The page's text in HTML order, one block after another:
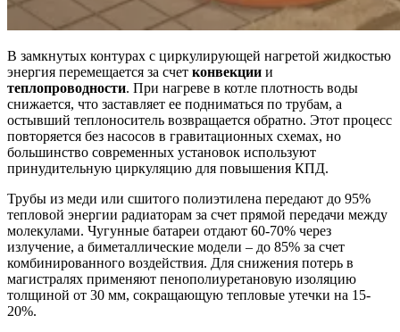
В замкнутых контурах с циркулирующей нагретой жидкостью
энергия перемещается за счет конвекции и
теплопроводности. При нагреве в котле плотность воды
снижается, что заставляет ее подниматься по трубам, а
остывший теплоноситель возвращается обратно. Этот процесс
повторяется без насосов в гравитационных схемах, но
большинство современных установок используют
принудительную циркуляцию для повышения КПД.
Трубы из меди или сшитого полиэтилена передают до 95%
тепловой энергии радиаторам за счет прямой передачи между
молекулами. Чугунные батареи отдают 60-70% через
излучение, а биметаллические модели – до 85% за счет
комбинированного воздействия. Для снижения потерь в
магистралях применяют пенополиуретановую изоляцию
толщиной от 30 мм, сокращающую тепловые утечки на 15-
20%.